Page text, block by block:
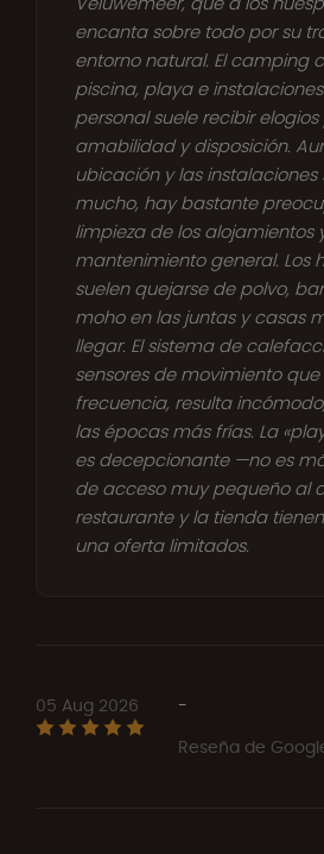
encanta sobre todo por su
entorno natural. El camping
piscina, playa e
personal suele recibir elogios
amabilidad y disposición.
ubicación y las instalaciones
mucho, hay bastante
limpieza de los alojamientos
mantenimiento general. Los
suelen quejarse de polvo,
moho en las juntas y casas
llegar. El sistema de
sensores de movimiento
frecuencia, resulta
las épocas más frías. La
es decepcionante —no es
de acceso muy pequeño al
restaurante y la tienda
una oferta limitados.
05 Aug 2026
-
Reseña de